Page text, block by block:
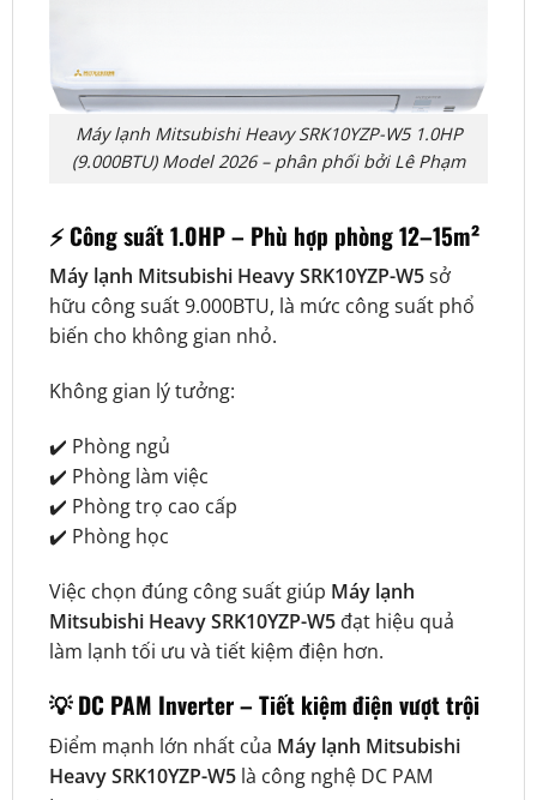
Máy lạnh Mitsubishi Heavy SRK10YZP-W5 1.0HP
(9.000BTU) Model 2026 – phân phối bởi Lê Phạm
⚡ Công suất 1.0HP – Phù hợp phòng 12–15m²
Máy lạnh Mitsubishi Heavy SRK10YZP-W5sở
hữu công suất 9.000BTU, là mức công suất phổ
biến cho không gian nhỏ.
Không gian lý tưởng:
✔️ Phòng ngủ
✔️ Phòng làm việc
✔️ Phòng trọ cao cấp
✔️ Phòng học
Việc chọn đúng công suất giúp Máy lạnh
Mitsubishi Heavy SRK10YZP-W5đạt hiệu quả
làm lạnh tối ưu và tiết kiệm điện hơn.
💡 DC PAM Inverter – Tiết kiệm điện vượt trội
Điểm mạnh lớn nhất của Máy lạnh Mitsubishi
Heavy SRK10YZP-W5là công nghệ DC PAM